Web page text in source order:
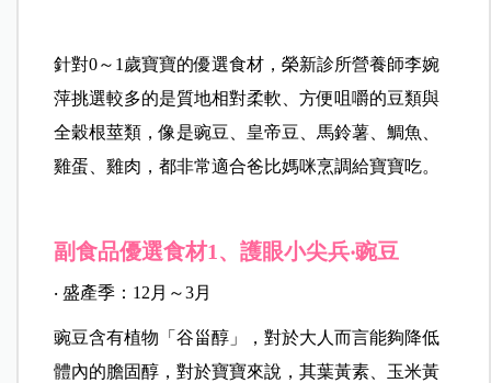
針對0～1歲寶寶的優選食材，榮新診所營養師李婉
萍挑選較多的是質地相對柔軟、方便咀嚼的豆類與
全穀根莖類，像是豌豆、皇帝豆、馬鈴薯、鯛魚、
雞蛋、雞肉，都非常適合爸比媽咪烹調給寶寶吃。
副食品優選食材1、護眼小尖兵‧豌豆
‧ 盛產季：12月～3月
豌豆含有植物「谷甾醇」，對於大人而言能夠降低
體內的膽固醇，對於寶寶來說，其葉黃素、玉米黃